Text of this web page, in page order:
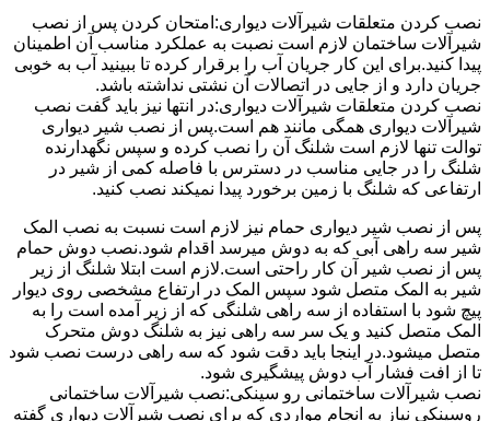
نصب کردن متعلقات شیرآلات دیواری:امتحان کردن پس از نصب
شیرآلات ساختمان لازم است نصبت به عملکرد مناسب آن اطمینان
پیدا کنید.برای این کار جریان آب را برقرار کرده تا ببینید آب به خوبی
جریان دارد و از جایی در اتصالات آن نشتی نداشته باشد.
نصب کردن متعلقات شیرآلات دیواری:در انتها نیز باید گفت نصب
شیرآلات دیواری همگی مانند هم است.پس از نصب شیر دیواری
توالت تنها لازم است شلنگ آن را نصب کرده و سپس نگهدارنده
شلنگ را در جایی مناسب در دسترس با فاصله کمی از شیر در
ارتفاعی که شلنگ با زمین برخورد پیدا نمیکند نصب کنید.
پس از نصب شیر دیواری حمام نیز لازم است نسبت به نصب المک
شیر سه راهی آبی که به دوش میرسد اقدام شود.نصب دوش حمام
پس از نصب شیر آن کار راحتی است.لازم است ابتلا شلنگ از زیر
شیر به المک متصل شود سپس المک در ارتفاع مشخصی روی دیوار
پیچ شود با استفاده از سه راهی شلنگی که از زیر آمده است را به
المک متصل کنید و یک سر سه راهی نیز به شلنگ دوش متحرک
متصل میشود.در اینجا باید دقت شود که سه راهی درست نصب شود
تا از افت فشار آب دوش پیشگیری شود.
نصب شیرآلات ساختمانی رو سینکی:نصب شیرآلات ساختمانی
روسینکی نیاز به انجام مواردی که برای نصب شیرآلات دیواری گفته